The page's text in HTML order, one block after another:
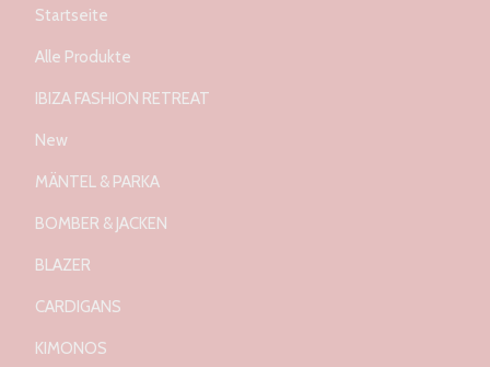
Startseite
Alle Produkte
IBIZA FASHION RETREAT
New
MÄNTEL & PARKA
BOMBER & JACKEN
BLAZER
CARDIGANS
KIMONOS